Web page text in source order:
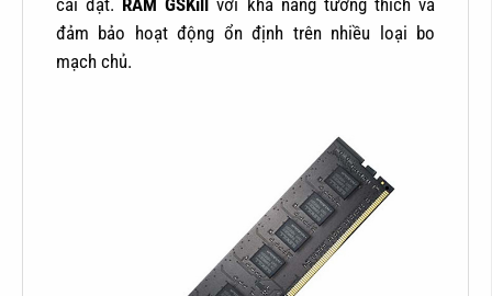
cài đặt. RAM GSKillvới khả năng tương thích và
đảm bảo hoạt động ổn định trên nhiều loại bo
mạch chủ.